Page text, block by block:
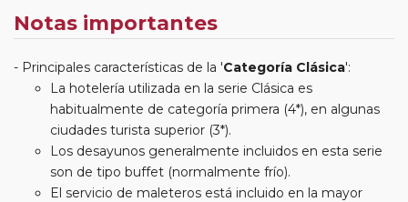
Notas importantes
Principales características de la 'Categoría Clásica':
La hotelería utilizada en la serie Clásica es
habitualmente de categoría primera (4*), en algunas
ciudades turista superior (3*).
Los desayunos generalmente incluidos en esta serie
son de tipo buffet (normalmente frío).
El servicio de maleteros está incluido en la mayor